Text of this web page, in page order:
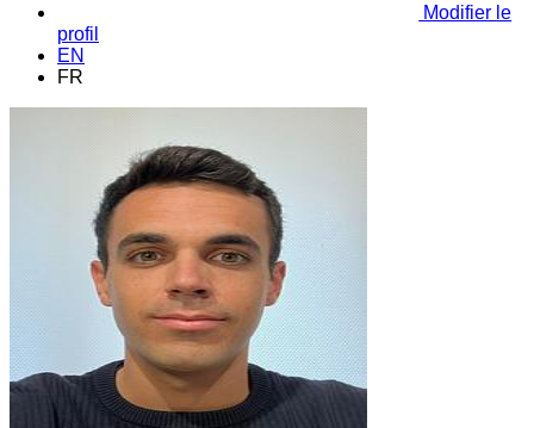
Modifier le
profil
EN
FR